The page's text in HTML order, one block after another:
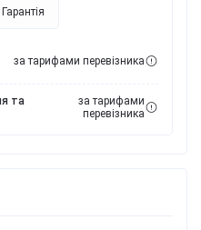
Гарантія
за тарифами перевізника
та
за тарифами
перевізника